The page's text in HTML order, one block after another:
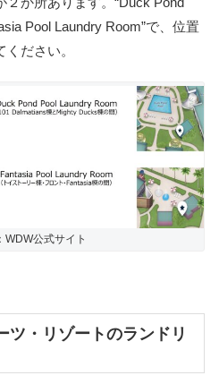
Pool Laundry Room”で、位置
ださい。
WDW公式サイト
ツ・リゾートのランドリ